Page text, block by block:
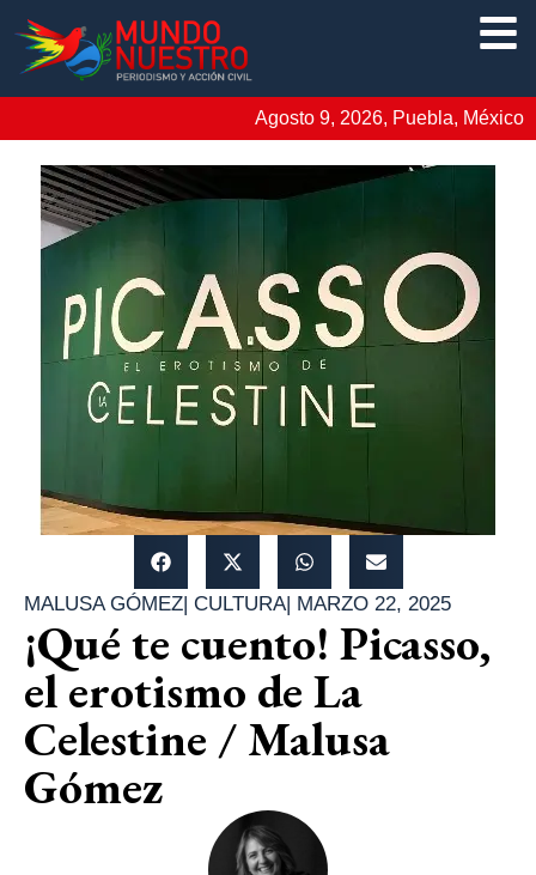
Agosto 9, 2026, Puebla, México
MALUSA GÓMEZ| CULTURA| MARZO 22, 2025
¡Qué te cuento! Picasso,
el erotismo de La
Celestine / Malusa
Gómez